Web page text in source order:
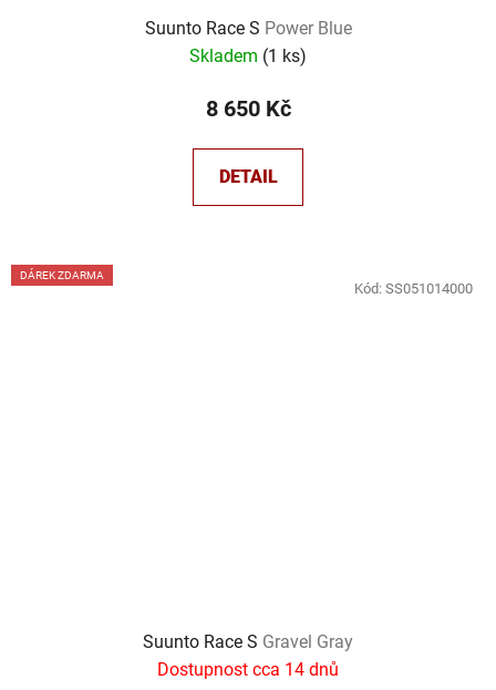
Suunto Race S Power Blue
Skladem (1 ks)
8 650 Kč
DETAIL
DÁREK ZDARMA
Suunto Race S Gravel Gray
Dostupnost cca 14 dnů
Kód: SS051014000